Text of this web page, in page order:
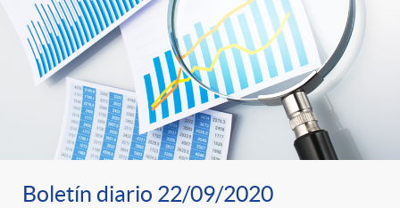
Boletín diario 22/09/2020